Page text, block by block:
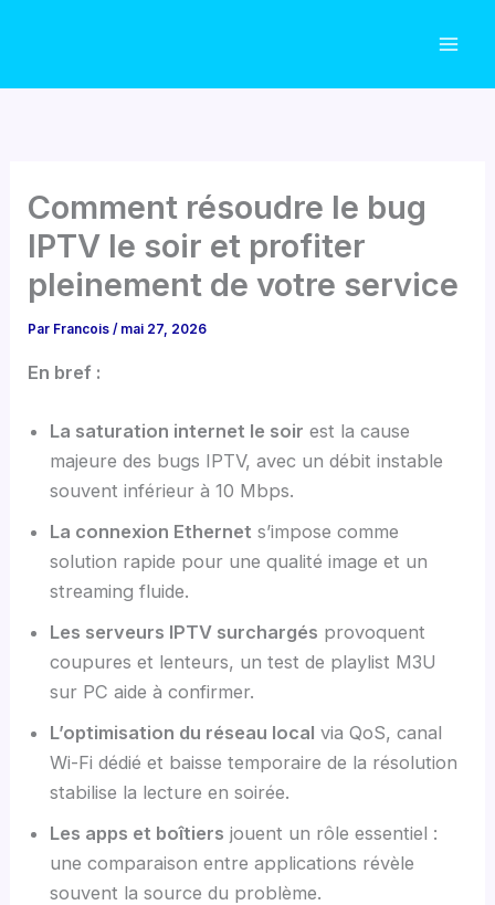
Comment résoudre le bug
IPTV le soir et profiter
pleinement de votre service
Par Francois/ mai 27, 2026
En bref :
La saturation internet le soir est la cause
majeure des bugs IPTV, avec un débit instable
souvent inférieur à 10 Mbps.
La connexion Ethernet s’impose comme
solution rapide pour une qualité image et un
streaming fluide.
Les serveurs IPTV surchargés provoquent
coupures et lenteurs, un test de playlist M3U
sur PC aide à confirmer.
L’optimisation du réseau local via QoS, canal
Wi-Fi dédié et baisse temporaire de la résolution
stabilise la lecture en soirée.
Les apps et boîtiers jouent un rôle essentiel :
une comparaison entre applications révèle
souvent la source du problème.